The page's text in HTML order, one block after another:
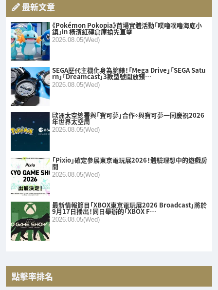
最新文章
《Pokémon Pokopia》首場實體活動「噗嚕噗嚕海底小
鎮」in 橫濱紅磚倉庫搶先直擊
2026.08.05(Wed)
SEGA歷代主機化身為腕錶！「Mega Drive」「SEGA Satu
rn」「Dreamcast」3款型號開放預…
2026.08.05(Wed)
歐洲太空總署與「寶可夢」合作。與寶可夢一同慶祝2026
年世界太空周
2026.08.05(Wed)
「Pixio」確定參展東京電玩展2026！體驗理想中的遊戲房
間
2026.08.05(Wed)
最新情報節目「XBOX東京電玩展2026 Broadcast」將於
9月17日播出！同日舉辦的「XBOX F…
2026.08.05(Wed)
點擊率排名